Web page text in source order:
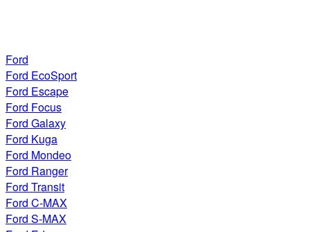
Ford
Ford EcoSport
Ford Escape
Ford Focus
Ford Galaxy
Ford Kuga
Ford Mondeo
Ford Ranger
Ford Transit
Ford C-MAX
Ford S-MAX